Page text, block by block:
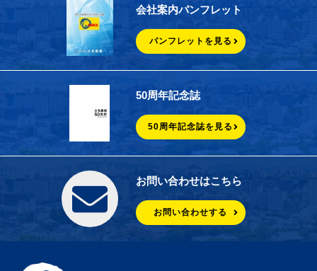
会社案内パンフレット
パンフレットを見る
50周年記念誌
50周年記念誌を見る
お問い合わせはこちら
お問い合わせする